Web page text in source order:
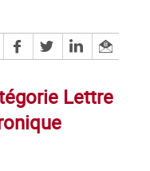
Lettre